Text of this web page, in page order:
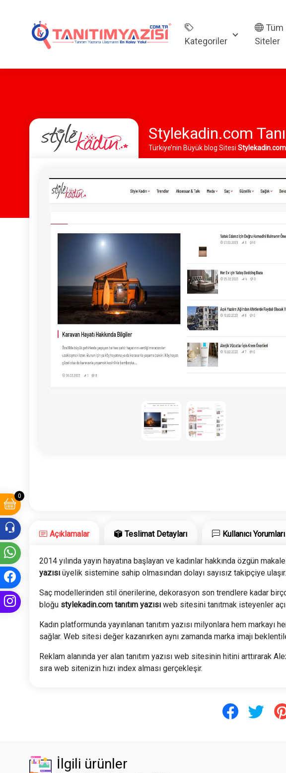
Kategoriler
Tüm
Siteler
0
Stylekadin.com
Türkiye’nin Büyük blog SitesiStylekadin.com
Açıklamalar Teslimat Detayları Kullanıcı Yorumları
2014 yılında yayın hayatına başlayan ve kadınlar hakkında özgün
yazısı üyelik sistemine sahip olmasından dolayı sayısız takipçiye ulaşır.
Saç modellerinden stil önerilerine, dekorasyon son trendlere kadar
bloğu stylekadin.com tanıtım yazısı web sitesini tanıtmak isteyenler
Kadın platformunda yayınlanan tanıtım yazısı milyonlara hem
sağlar. Web sitesi değer kazanırken aynı zamanda marka imajı
Reklam alanında yer alan tanıtım yazısı web sitesinin hitini arttırarak
sıra web sitenizin hızı index alması gerçekleşir.
İlgili ürünler